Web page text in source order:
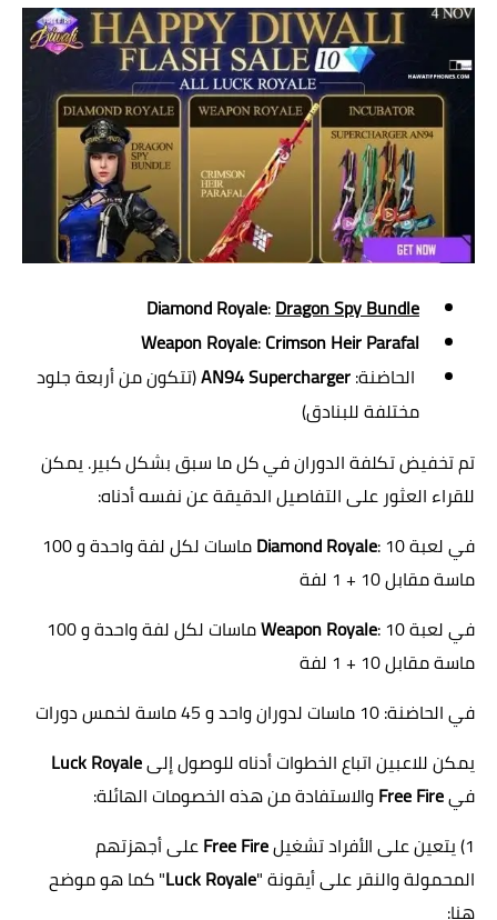
Diamond Royale:Dragon Spy Bundle
Weapon Royale:Crimson Heir Parafal
الحاضنة:AN94 Supercharger(تتكون من أربعة جلود
مختلفة للبنادق)
تم تخفيض تكلفة الدوران في كل ما سبق بشكل كبير. يمكن
للقراء العثور على التفاصيل الدقيقة عن نفسه أدناه:
في لعبة
Diamond Royale
: 10 ماسات لكل لفة واحدة و 100
ماسة مقابل 10 + 1 لفة
في لعبة
Weapon Royale
: 10 ماسات لكل لفة واحدة و 100
ماسة مقابل 10 + 1 لفة
في الحاضنة: 10 ماسات لدوران واحد و 45 ماسة لخمس دورات
يمكن للاعبين اتباع الخطوات أدناه للوصول إلىLuck Royale
فيFree Fireوالاستفادة من هذه الخصومات الهائلة:
1) يتعين على الأفراد تشغيل
على أجهزتهم
المحمولة والنقر على أيقونة "Luck Royale" كما هو موضح
هنا: